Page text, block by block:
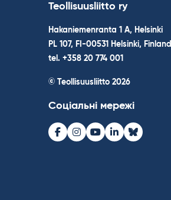
Teollisuusliitto ry
Hakaniemenranta 1 A, Helsinki
PL 107, FI-00531 Helsinki, Finland
tel. +358 20 774 001
© Teollisuusliitto 2026
Соціальні мережі
Facebook
Instagram
Youtube
LinkedInBluesky